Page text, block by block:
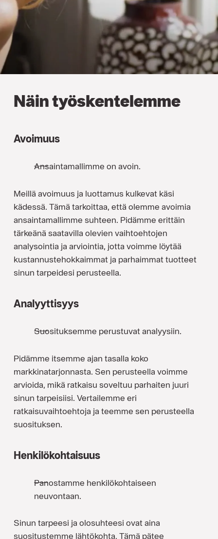
Näin työskentelemme
Avoimuus
Ansaintamallimme on avoin.
Meillä avoimuus ja luottamus kulkevat käsi
kädessä. Tämä tarkoittaa, että olemme avoimia
ansaintamallimme suhteen. Pidämme erittäin
tärkeänä saatavilla olevien vaihtoehtojen
analysointia ja arviointia, jotta voimme löytää
kustannustehokkaimmat ja parhaimmat tuotteet
sinun tarpeidesi perusteella.
Analyyttisyys
Suosituksemme perustuvat analyysiin.
Pidämme itsemme ajan tasalla koko
markkinatarjonnasta. Sen perusteella voimme
arvioida, mikä ratkaisu soveltuu parhaiten juuri
sinun tarpeisiisi. Vertailemme eri
ratkaisuvaihtoehtoja ja teemme sen perusteella
suosituksen.
Henkilökohtaisuus
Panostamme henkilökohtaiseen
neuvontaan.
Sinun tarpeesi ja olosuhteesi ovat aina
suositustemme lähtökohta. Tämä pätee